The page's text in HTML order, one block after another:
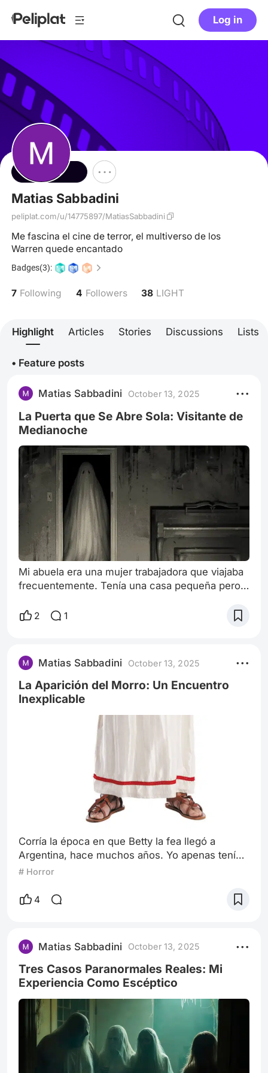
Log in
Follow
Matias Sabbadini
peliplat.com/u/14775897/MatiasSabbadini
Me fascina el cine de terror, el multiverso de los
Warren quede encantado
Badges(3):
7 Following 4 Followers 38 LIGHT
Highlight Articles Stories Discussions Lists
• Feature posts
Matias Sabbadini October 13, 2025
La Puerta que Se Abre Sola: Visitante de
Medianoche
Mi abuela era una mujer trabajadora que viajaba
frecuentemente. Tenía una casa pequeña pero
cuando ella se ausentaba. Era mi
semana solo en una casa es casi una aventura.
Pero esa noche cambió todo. Era pasada la
medianoche. Las 00:00 o más, no recuerdo
exactamente.
2 1
Matias Sabbadini October 13, 2025
La Aparición del Morro: Un Encuentro
Inexplicable
Corría la época en que Betty la fea llegó a
Argentina, hace muchos años. Yo apenas tenía
10 años y vivía en un pequeño pueblo que
donde todavía no existía ni municipalidad. Las
Vivía con mi abuelo en una cabaña alejada de lo
que podría considerarse el "cent
# Horror
4
Matias Sabbadini October 13, 2025
Tres Casos Paranormales Reales: Mi
Experiencia Como Escéptico